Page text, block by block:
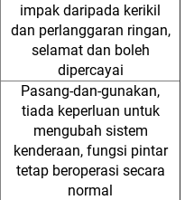
impak daripada kerikil
dan perlanggaran ringan,
selamat dan boleh
dipercayai
Pasang-dan-gunakan,
tiada keperluan untuk
mengubah sistem
kenderaan, fungsi pintar
tetap beroperasi secara
normal